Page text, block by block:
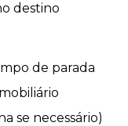
destino
de parada
se necessário)